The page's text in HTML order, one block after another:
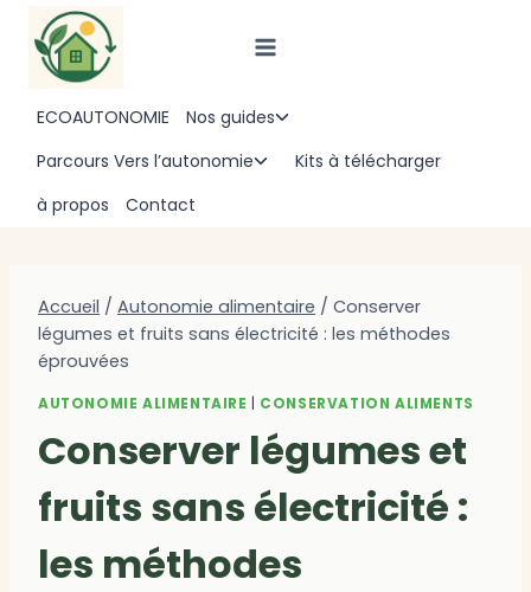
contenu
ECOAUTONOMIE Nos guides
le
Parcours Vers l’autonomie
Ouvrir/fermer
Kits à télécharger
à propos
Contact
Accueil / Autonomie alimentaire / Conserver
légumes et fruits sans électricité : les méthodes
éprouvées
AUTONOMIE ALIMENTAIRE | CONSERVATION ALIMENTS
Conserver légumes et
fruits sans électricité :
les méthodes